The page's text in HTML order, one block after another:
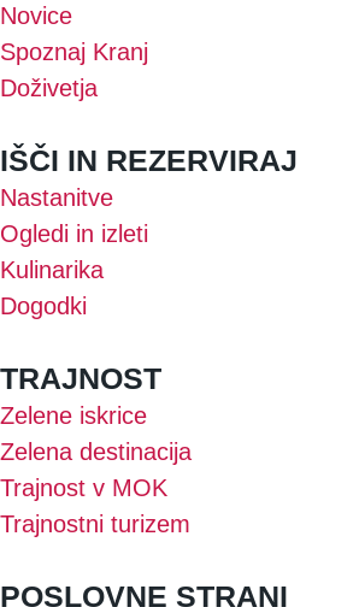
Novice
Spoznaj Kranj
Doživetja
IŠČI IN REZERVIRAJ
Nastanitve
Ogledi in izleti
Kulinarika
Dogodki
TRAJNOST
Zelene iskrice
Zelena destinacija
Trajnost v MOK
Trajnostni turizem
POSLOVNE STRANI